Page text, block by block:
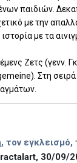
παιδιών.
με την
με τα
Ζετς (γενν.
Στη
τον
30/09/